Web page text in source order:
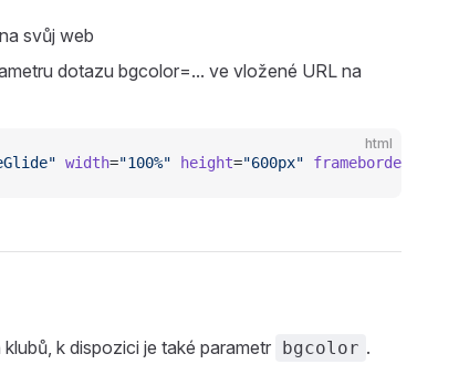
svůj web
dotazu bgcolor=... ve vložené URL na
html
width="100%" height="600px" frameborder
k dispozici je také parametr bgcolor .